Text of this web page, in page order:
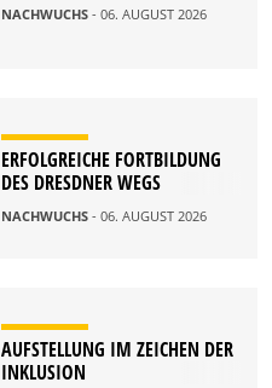
NACHWUCHS - 06. AUGUST 2026
ERFOLGREICHE FORTBILDUNG
DES DRESDNER WEGS
NACHWUCHS - 06. AUGUST 2026
AUFSTELLUNG IM ZEICHEN DER
INKLUSION